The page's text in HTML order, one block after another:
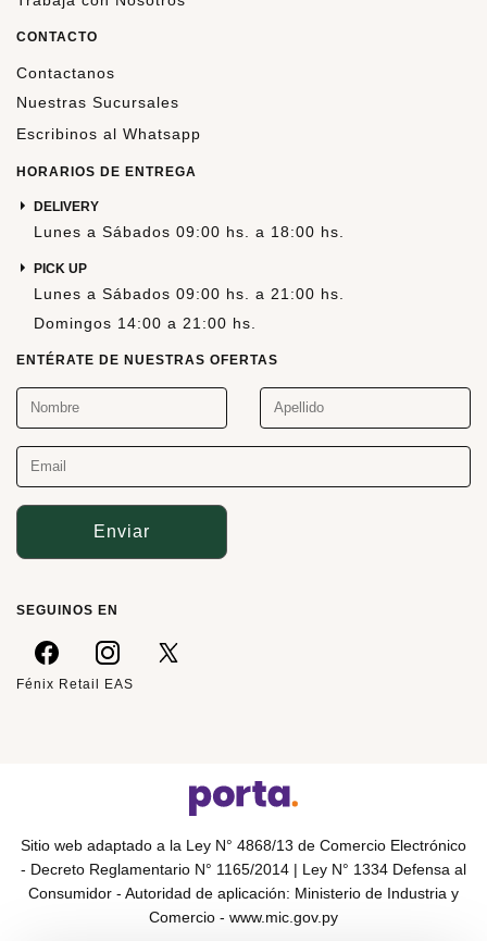
CONTACTO
Contactanos
Nuestras Sucursales
Escribinos al Whatsapp
HORARIOS DE ENTREGA
DELIVERY
Lunes a Sábados 09:00 hs. a 18:00 hs.
PICK UP
Lunes a Sábados 09:00 hs. a 21:00 hs.
Domingos 14:00 a 21:00 hs.
ENTÉRATE DE NUESTRAS OFERTAS
Enviar
SEGUINOS EN
Fénix Retail EAS
Sitio web adaptado a la Ley N° 4868/13 de Comercio Electrónico
- Decreto Reglamentario N° 1165/2014 | Ley N° 1334 Defensa al
Consumidor - Autoridad de aplicación: Ministerio de Industria y
Comercio - www.mic.gov.py